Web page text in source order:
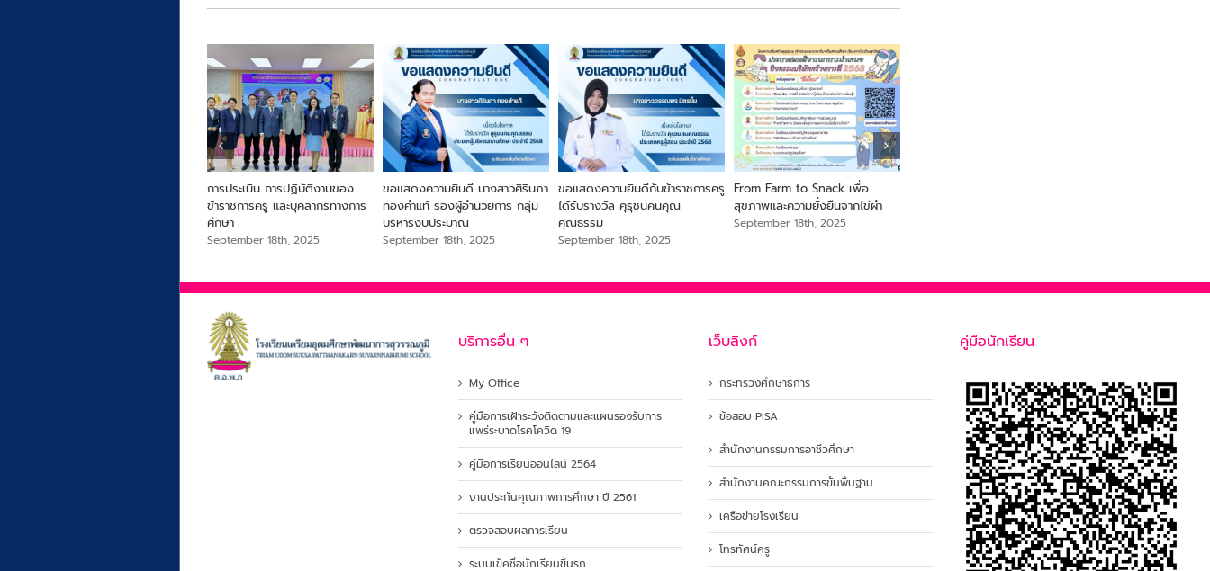
ขอแสดงความยินดี นายสรายุทธ
เสือเย๊ะ ครูกลุ่มสาระการเรียนรู้
สังคมศึกษา ศาสนาและวัฒนธรรม
September 18th, 2025
การประเมิน การปฏิบัติงานของ
ข้าราชการครู และบุคลากรทางการ
ศึกษา
September 18th, 2025
ขอแสดงความยินดี นางสาวศิรินภา
ทองคำแท้ รองผู้อำนวยการ กลุ่ม
บริหารงบประมาณ
September 18th, 2025
ขอแสดงความยินดีกับข้าราชการครู
ได้รับรางวัล คุรุชนคนคุณ
คุณธรรม
บริการอื่น ๆ
My Office
คู่มือการเฝ้าระวังติดตามและแผนรองรับการ
แพร่ระบาดโรคโควิด 19
คู่มือการเรียนออนไลน์ 2564
งานประกันคุณภาพการศึกษา ปี 2561
ตรวจสอบผลการเรียน
ระบบเข็คชื่อนักเรียนขึ้นรถ
เว็บลิงก์
กระทรวงศึกษาธิการ
ข้อสอบ PISA
สำนักงานกรรมการอาชีวศึกษา
สำนักงานคณะกรรมการขั้นพื้นฐาน
เครือข่ายโรงเรียน
โทรทัศน์ครู
คู่มือนักเรียน